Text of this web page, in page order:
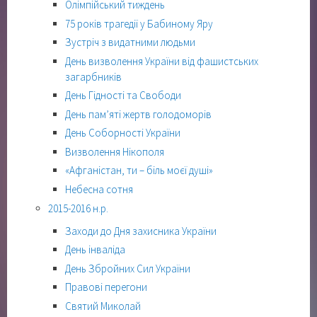
Олімпійський тиждень
75 років трагедії у Бабиному Яру
Зустріч з видатними людьми
День визволення України від фашистських
загарбників
День Гідності та Свободи
День пам’яті жертв голодоморів
День Соборності України
Визволення Нікополя
«Афганістан, ти – біль моєї душі»
Небесна сотня
2015-2016 н.р.
Заходи до Дня захисника України
День інваліда
День Збройних Сил України
Правові перегони
Святий Миколай